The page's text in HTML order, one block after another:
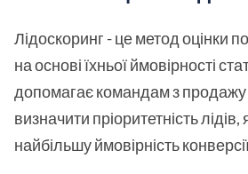
Лідоскоринг - це метод оцінки
на основі їхньої ймовірності
допомагає командам з продажу
визначити пріоритетність лідів,
найбільшу ймовірність